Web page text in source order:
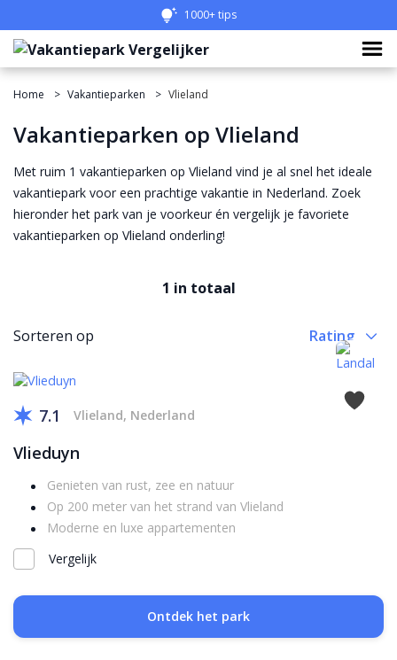
1000+ tips
Home Vakantieparken Vlieland
Vakantieparken op Vlieland
Met ruim 1 vakantieparken op Vlieland vind je al snel het ideale
vakantiepark voor een prachtige vakantie in Nederland. Zoek
hieronder het park van je voorkeur én vergelijk je favoriete
vakantieparken op Vlieland onderling!
1 in totaal
Sorteren op
7.1 Vlieland, Nederland
Vlieduyn
Genieten van rust, zee en natuur
Op 200 meter van het strand van Vlieland
Moderne en luxe appartementen
Vergelijk
Ontdek het park